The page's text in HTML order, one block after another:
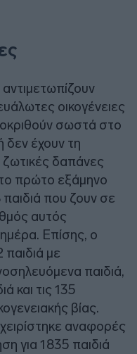
οικογένειες
σωστά στο
δεν έχουν τη
δαπάνες
πρώτο εξάμηνο
που ζουν σε
αυτός
ημέρα. Επίσης, ο
με
παιδιά,
και τις 135
βίας.
αναφορές
για 1835 παιδιά